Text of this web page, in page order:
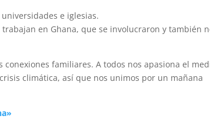
e iglesias.
en Ghana, que se involucraron y también
familiares. A todos nos apasiona el
climática, así que nos unimos por un mañana